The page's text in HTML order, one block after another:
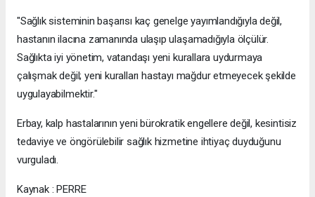
"Sağlık sisteminin başarısı kaç genelge yayımlandığıyla değil,
hastanın ilacına zamanında ulaşıp ulaşamadığıyla ölçülür.
Sağlıkta iyi yönetim, vatandaşı yeni kurallara uydurmaya
çalışmak değil; yeni kuralları hastayı mağdur etmeyecek şekilde
uygulayabilmektir."
Erbay, kalp hastalarının yeni bürokratik engellere değil, kesintisiz
tedaviye ve öngörülebilir sağlık hizmetine ihtiyaç duyduğunu
vurguladı.
Kaynak : PERRE